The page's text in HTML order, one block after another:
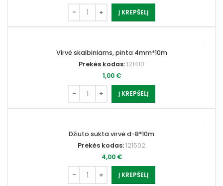
Į KREPŠELĮ
Virvė skalbiniams, pinta 4mm*10m
Prekės kodas:121410
1,00 €
Į KREPŠELĮ
Džiuto sukta virvė d-8*10m
Prekės kodas:121502
4,00 €
Į KREPŠELĮ